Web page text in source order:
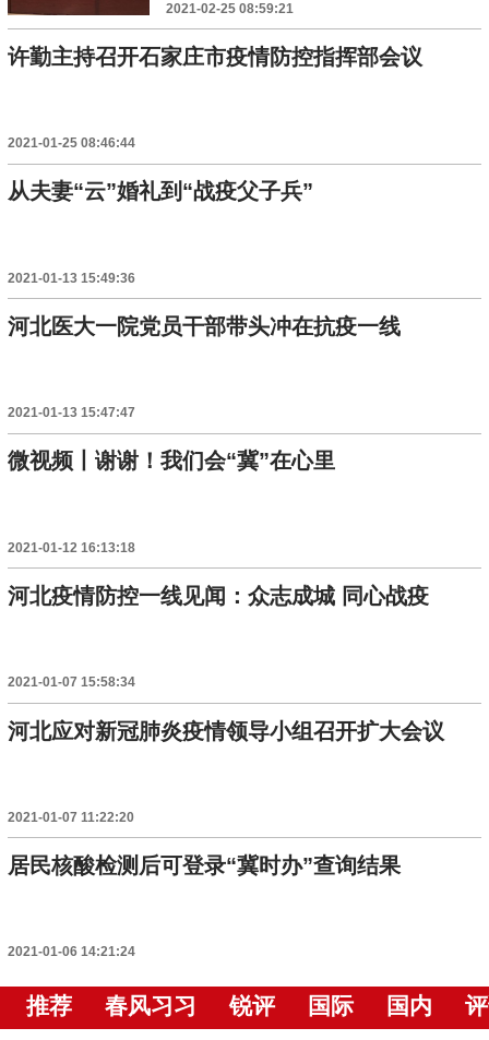
2021-02-25 08:59:21
许勤主持召开石家庄市疫情防控指挥部会议
2021-01-25 08:46:44
从夫妻“云”婚礼到“战疫父子兵”
2021-01-13 15:49:36
河北医大一院党员干部带头冲在抗疫一线
2021-01-13 15:47:47
微视频丨谢谢！我们会“冀”在心里
2021-01-12 16:13:18
河北疫情防控一线见闻：众志成城 同心战疫
2021-01-07 15:58:34
河北应对新冠肺炎疫情领导小组召开扩大会议
2021-01-07 11:22:20
居民核酸检测后可登录“冀时办”查询结果
2021-01-06 14:21:24
推荐 春风习习 锐评 国际 国内